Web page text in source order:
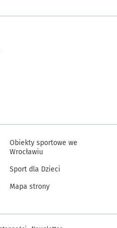
Obiekty sportowe we
Wrocławiu
Sport dla Dzieci
Mapa strony